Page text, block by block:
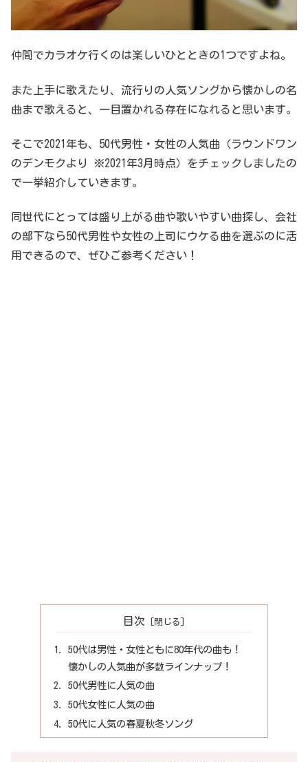
仲間でカラオケ行くのは楽しいひとときの1つですよね。
また上手に歌えたり、流行りの人気ソングから懐かしの名
曲まで歌えると、一目置かれる存在になれると思います。
そこで2021年も、50代男性・女性の人気曲（ラウンドワン
のデンモクより ※2021年3月時点）をチェックしましたの
で一挙紹介していきます。
同世代にとっては盛り上がる曲や歌いやすい曲探し、会社
の部下なら50代男性や女性の上司にウケる曲を選ぶのに活
用できるので、ぜひご参考ください！
目次
50代は男性・女性ともに80年代の曲も！
懐かしの人気曲が多数ラインナップ！
50代男性に人気の曲
50代女性に人気の曲
50代に人気の春夏秋冬ソング